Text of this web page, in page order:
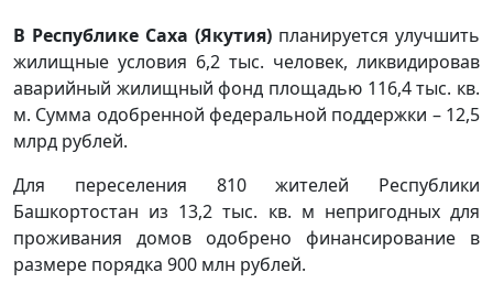
В Республике Саха (Якутия) планируется улучшить
жилищные условия 6,2 тыс. человек, ликвидировав
аварийный жилищный фонд площадью 116,4 тыс. кв.
м. Сумма одобренной федеральной поддержки – 12,5
млрд рублей.
Для переселения 810 жителей Республики
Башкортостан из 13,2 тыс. кв. м непригодных для
проживания домов одобрено финансирование в
размере порядка 900 млн рублей.